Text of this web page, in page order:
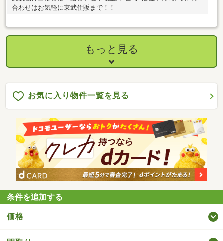
合わせはお気軽に東武住販まで！！
もっと見る
お気に入り物件一覧を見る
条件を追加する
価格